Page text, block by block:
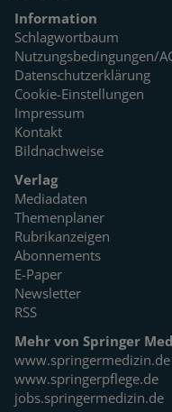
Information
Schlagwortbaum
Nutzungsbedingungen/
Datenschutzerklärung
Cookie-Einstellungen
Impressum
Kontakt
Bildnachweise
Verlag
Mediadaten
Themenplaner
Rubrikanzeigen
Abonnements
E-Paper
Newsletter
RSS
Mehr von Springer
www.springermedizin.de
www.springerpflege.de
jobs.springermedizin.de